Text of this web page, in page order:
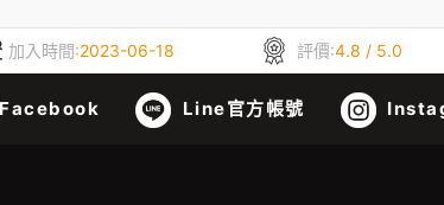
加入時間:2023-06-18 評價:4.8 / 5.0
Facebook Line官方帳號